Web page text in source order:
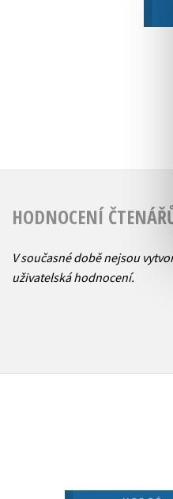
HODNOCENÍ
V současné době nejsou
uživatelská hodnocení.